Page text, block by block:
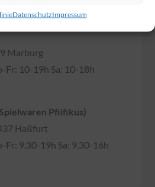
DatenschutzImpressum
uns
Marburg
Fr: 10-19h Sa: 10-18h
Pfiifikus)
Haßfurt
9.30-19h Sa: 9.30-16h